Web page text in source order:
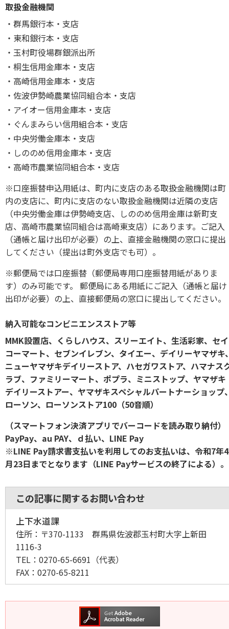
取扱金融機関
群馬銀行本・支店
東和銀行本・支店
玉村町役場群銀派出所
桐生信用金庫本・支店
高崎信用金庫本・支店
佐波伊勢崎農業協同組合本・支店
アイオー信用金庫本・支店
ぐんまみらい信用組合本・支店
中央労働金庫本・支店
しののめ信用金庫本・支店
高崎市農業協同組合本・支店
※口座振替申込用紙は、町内に支店のある取扱金融機関は町
内の支店に、町内に支店のない取扱金融機関は近隣の支店
（中央労働金庫は伊勢崎支店、しののめ信用金庫は新町支
店、高崎市農業協同組合は高崎東支店）にあります。ご記入
（通帳と届け出印が必要）の上、直接金融機関の窓口に提出
してください（提出は町外支店でも可）。
※郵便局では口座振替（郵便局専用口座振替用紙がありま
す）のみ可能です。 郵便局にある用紙にご記入（通帳と届け
出印が必要）の上、直接郵便局の窓口に提出してください。
納入可能なコンビニエンスストア等
MMK設置店、くらしハウス、スリーエイト、生活彩家、セイ
コーマート、セブンイレブン、タイエー、デイリーヤマザキ
ニューヤマザキデイリーストア、ハセガワストア、ハマナス
ラブ、 ファミリーマート、ポプラ、ミニストップ、ヤマザキ
デイリーストアー、ヤマザキスペシャルパートナーショップ
ローソン、ローソンストア100（50音順）
（スマートフォン決済アプリでバーコードを読み取り納付）
PayPay、au PAY、ｄ払い、LINE Pay
※LINE Pay請求書支払いを利用してのお支払いは、令和7年4
月23日までとなります（LINE Payサービスの終了による）。
この記事に関するお問い合わせ
上下水道課
住所： 〒370-1133 群馬県佐波郡玉村町大字上新田
1116-3
TEL： 0270-65-6691 （代表）
FAX： 0270-65-8211